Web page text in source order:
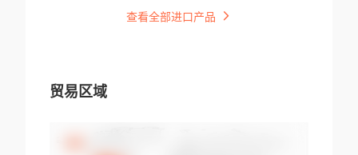
查看全部进口产品
贸易区域